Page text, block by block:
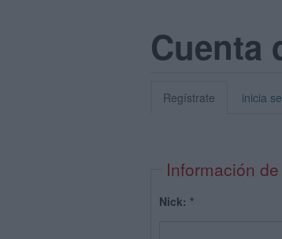
Cuenta
Regístrate inicia
Información
Nick: *